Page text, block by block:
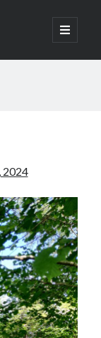
öppna
primär
född 1996. På
ponnytävlingar i
2024